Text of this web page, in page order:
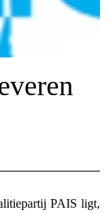
PAIS ligt,